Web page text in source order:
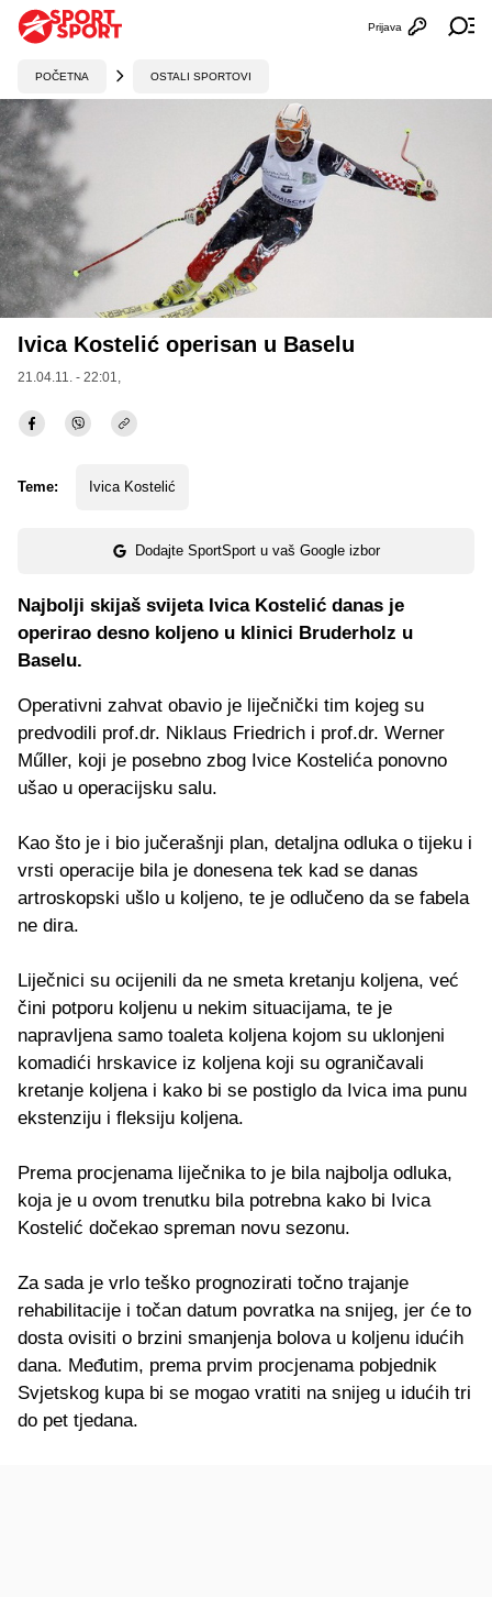
Otvori
Prijava
POČETNA OSTALI SPORTOVI
Ivica Kostelić operisan u Baselu
21.04.11. - 22:01,
Teme: Ivica Kostelić
Dodajte SportSport u vaš Google izbor
Najbolji skijaš svijeta Ivica Kostelić danas je
operirao desno koljeno u klinici Bruderholz u
Baselu.
Operativni zahvat obavio je liječnički tim kojeg su
predvodili prof.dr. Niklaus Friedrich i prof.dr. Werner
Műller, koji je posebno zbog Ivice Kostelića ponovno
ušao u operacijsku salu.
Kao što je i bio jučerašnji plan, detaljna odluka o tijeku i
vrsti operacije bila je donesena tek kad se danas
artroskopski ušlo u koljeno, te je odlučeno da se fabela
ne dira.
Liječnici su ocijenili da ne smeta kretanju koljena, već
čini potporu koljenu u nekim situacijama, te je
napravljena samo toaleta koljena kojom su uklonjeni
komadići hrskavice iz koljena koji su ograničavali
kretanje koljena i kako bi se postiglo da Ivica ima punu
ekstenziju i fleksiju koljena.
Prema procjenama liječnika to je bila najbolja odluka,
koja je u ovom trenutku bila potrebna kako bi Ivica
Kostelić dočekao spreman novu sezonu.
Za sada je vrlo teško prognozirati točno trajanje
rehabilitacije i točan datum povratka na snijeg, jer će to
dosta ovisiti o brzini smanjenja bolova u koljenu idućih
dana. Međutim, prema prvim procjenama pobjednik
Svjetskog kupa bi se mogao vratiti na snijeg u idućih tri
do pet tjedana.